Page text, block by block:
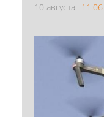
10 августа 11:06